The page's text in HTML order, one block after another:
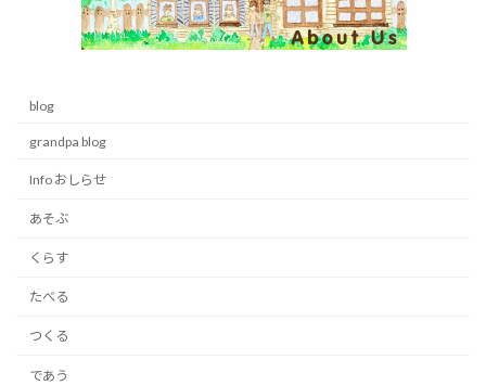
blog
grandpa blog
Info おしらせ
あそぶ
くらす
たべる
つくる
であう